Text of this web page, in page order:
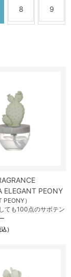
8 9
ELEGANT PEONY
PEONY）
ても100点のサボテン
込）